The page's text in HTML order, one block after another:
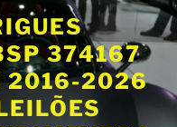
374167
2016-2026